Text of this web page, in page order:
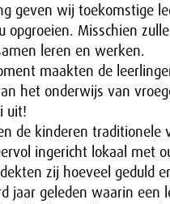
geven wij toekomstige
Misschien
leren en werken.
maakten de
het onderwijs van
uit!
de kinderen
ingericht lokaal met
zij hoeveel geduld
jaar geleden waarin